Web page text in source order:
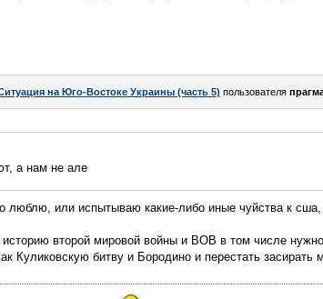
на Юго-Востоке Украины (часть 5) пользователя
а нам не але
люблю, или испытываю какие-либо иные чуйства к
второй мировой войны и ВОВ в том числе
Куликовскую битву и Бородино и перестать